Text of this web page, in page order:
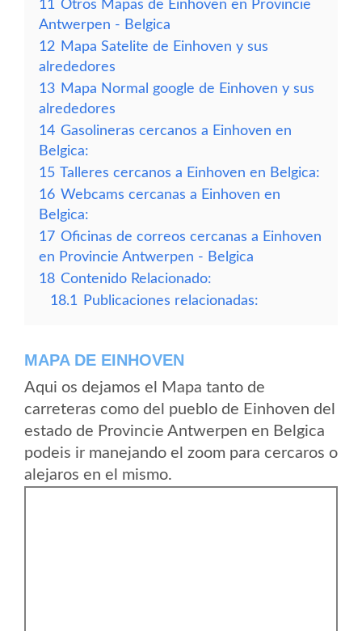
11 Otros Mapas de Einhoven en Provincie
Antwerpen - Belgica
12 Mapa Satelite de Einhoven y sus
alrededores
13 Mapa Normal google de Einhoven y sus
alrededores
14 Gasolineras cercanos a Einhoven en
Belgica:
15 Talleres cercanos a Einhoven en Belgica:
16 Webcams cercanas a Einhoven en
Belgica:
17 Oficinas de correos cercanas a Einhoven
en Provincie Antwerpen - Belgica
18 Contenido Relacionado:
18.1
Publicaciones relacionadas:
MAPA DE EINHOVEN
Aqui os dejamos el Mapa tanto de
carreteras como del pueblo de Einhoven del
estado de Provincie Antwerpen en Belgica
podeis ir manejando el zoom para cercaros o
alejaros en el mismo.